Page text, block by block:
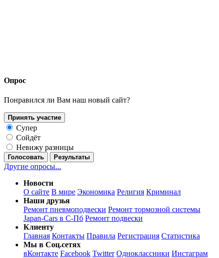
Опрос
Понравился ли Вам наш новый сайт?
Принять участие
Супер
Сойдёт
Невижу разницы
Голосовать Результаты
Другие опросы...
Новости
О сайте В мире Экономика Религия Криминал
Наши друзья
Ремонт пневмоподвески Ремонт тормозной системы
Japan-Cars в С-Пб Ремонт подвески
Клиенту
Главная Контакты Правила Регистрация Статистика
Мы в Соц.сетях
вКонтакте Facebook Twitter Одноклассники Инстаграм